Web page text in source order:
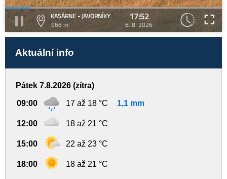
KASÁRNE - JAVORNÍKY
966 m
17:52
6. 8. 2026
Aktuální info
Pátek 7.8.2026 (zítra)
09:00 17 až 18 °C 1,1 mm
12:00 18 až 21 °C
15:00 22 až 23 °C
18:00 18 až 21 °C